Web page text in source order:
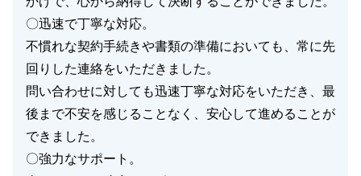
〇迅速で丁寧な対応。
不慣れな契約手続きや書類の準備においても、常に先
回りした連絡をいただきました。
問い合わせに対しても迅速丁寧な対応をいただき、最
後まで不安を感じることなく、安心して進めることが
できました。
〇強力なサポート。